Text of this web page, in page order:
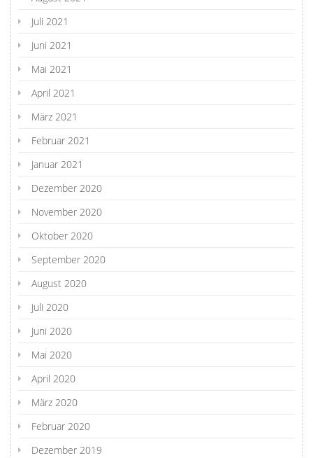
Juli 2021
Juni 2021
Mai 2021
April 2021
März 2021
Februar 2021
Januar 2021
Dezember 2020
November 2020
Oktober 2020
September 2020
August 2020
Juli 2020
Juni 2020
Mai 2020
April 2020
März 2020
Februar 2020
Dezember 2019